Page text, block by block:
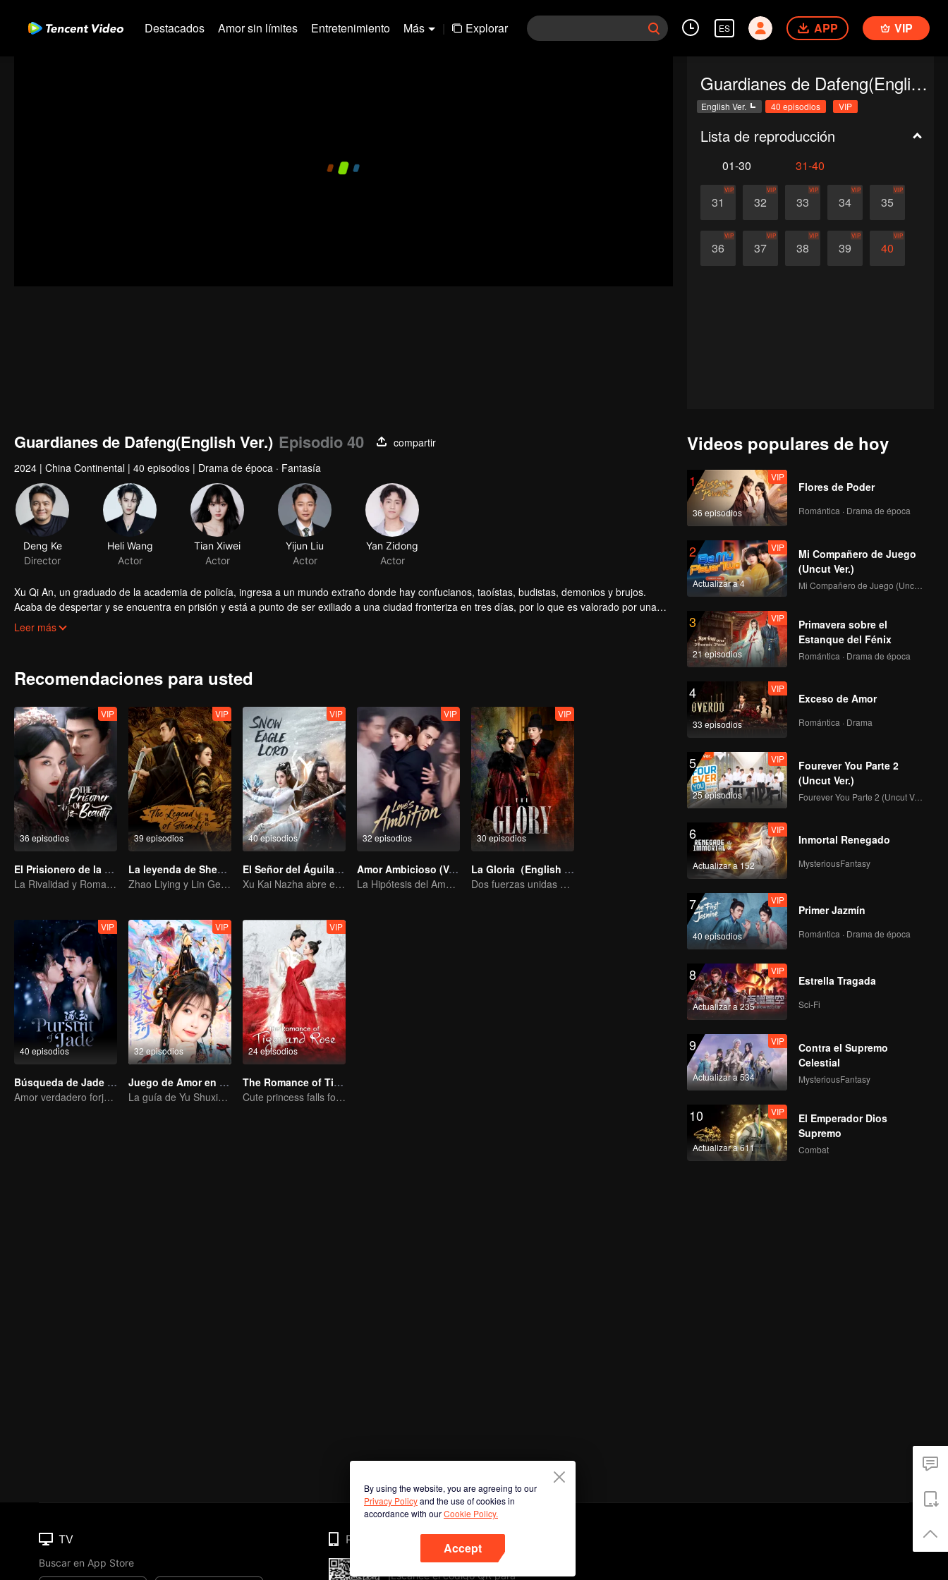
Destacados Amor sin límites Entretenimiento Más | Explorar ES APP VIP
Guardianes de Dafeng(English Ver.)
English Ver. 40 episodios VIP
Lista de reproducción
01-30 31-40
31
VIP
32
VIP
33
VIP
34
VIP
35
VIP
36
VIP
37
VIP
38
VIP
39
VIP
40
VIP
Guardianes de Dafeng(English Ver.) Episodio 40
compartir
2024 | China Continental | 40 episodios | Drama de época · Fantasía
Deng Ke
Director
Heli Wang
Actor
Tian Xiwei
Actor
Yijun Liu
Actor
Yan Zidong
Actor
Xu Qi An, un graduado de la academia de policía, ingresa a un mundo extraño donde hay confucianos, taoístas, budistas, demonios y brujos.
Acaba de despertar y se encuentra en prisión y está a punto de ser exiliado a una ciudad fronteriza en tres días, por lo que es valorado por una
organización de guardianes para cambiar su destino y así convertirse en un Guardián.
Leer más
Recomendaciones para usted
36 episodios
VIP
El Prisionero de la Belleza (English Ver.)
La Rivalidad y Romance de Song Zu'er y Liu Yuning
39 episodios
VIP
La leyenda de ShenLi
Zhao Liying y Lin Gengxin Cooperan Nuevamente
40 episodios
VIP
El Señor del Águila de Nieve
Xu Kai Nazha abre el extraordinario mundo de la pasión.
32 episodios
VIP
Amor Ambicioso (Versión en Inglés)
La Hipótesis del Amor Verdadero de Zhao Lusi y Chen Weiting
30 episodios
VIP
La Gloria（English Version）
Dos fuerzas unidas para romper el dilema
40 episodios
VIP
Búsqueda de Jade (Versión en Inglés)
Amor verdadero forjado en las llamas de la guerra
32 episodios
VIP
Juego de Amor en la Fantasía Oriental(English Ver.)
La guía de Yu Shuxin para conquistar a Ding Yuxi
24 episodios
VIP
The Romance of Tiger and Rose (Thai Ver.)
Cute princess falls for the tsundere prince
Videos populares de hoy
1
36 episodios
VIP
Flores de Poder
Romántica · Drama de época
2
Actualizar a 4
VIP
Mi Compañero de Juego
(Uncut Ver.)
Mi Compañero de Juego (Uncut Ver.)
3
21 episodios
VIP
Primavera sobre el
Estanque del Fénix
Romántica · Drama de época
4
33 episodios
VIP
Exceso de Amor
Romántica · Drama
5
25 episodios
VIP
Fourever You Parte 2
(Uncut Ver.)
Fourever You Parte 2 (Uncut Ver.)
6
Actualizar a 152
VIP
Inmortal Renegado
MysteriousFantasy
7
40 episodios
VIP
Primer Jazmín
Romántica · Drama de época
8
Actualizar a 235
VIP
Estrella Tragada
Sci-Fi
9
Actualizar a 534
VIP
Contra el Supremo
Celestial
MysteriousFantasy
10
Actualizar a 611
VIP
El Emperador Dios
Supremo
Combat
By using the website, you are agreeing to our
Privacy Policyand the use of cookies in
accordance with ourCookie Policy.
Accept
TV
Buscar en App Store
Phone
¡Escanee el código QR para